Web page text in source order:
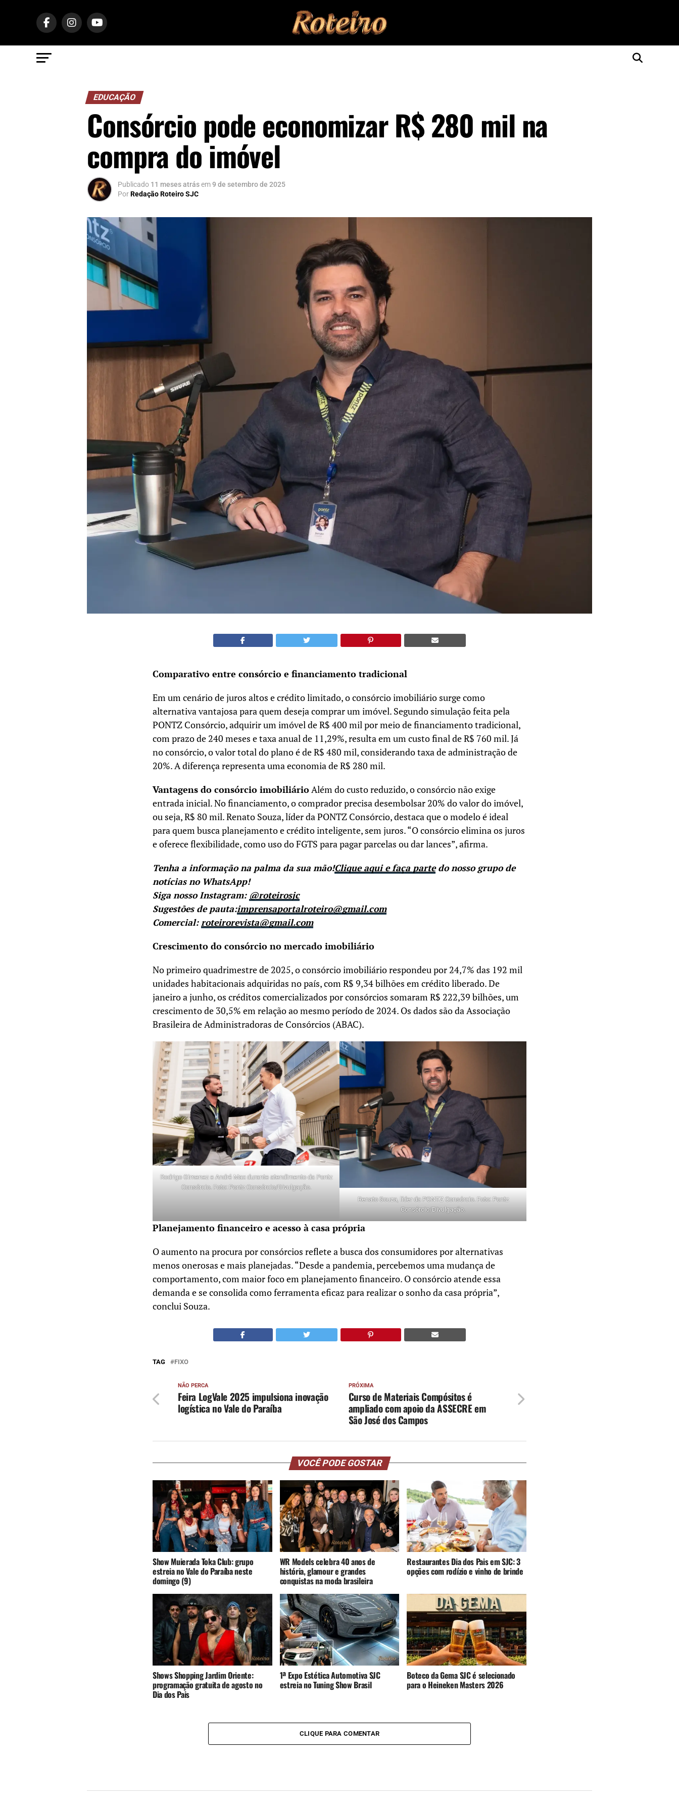
EDUCAÇÃO
Consórcio pode economizar R$ 280 mil na
compra do imóvel
Publicado 11 meses atrásem9 de setembro de 2025
PorRedação Roteiro SJC
Comparativo entre consórcio e financiamento tradicional
Em um cenário de juros altos e crédito limitado, o consórcio imobiliário surge como
alternativa vantajosa para quem deseja comprar um imóvel. Segundo simulação feita pela
PONTZ Consórcio, adquirir um imóvel de R$ 400 mil por meio de financiamento tradicional,
com prazo de 240 meses e taxa anual de 11,29%, resulta em um custo final de R$ 760 mil. Já
no consórcio, o valor total do plano é de R$ 480 mil, considerando taxa de administração de
20%. A diferença representa uma economia de R$ 280 mil.
Vantagens do consórcio imobiliário Além do custo reduzido, o consórcio não exige
entrada inicial. No financiamento, o comprador precisa desembolsar 20% do valor do imóvel,
ou seja, R$ 80 mil. Renato Souza, líder da PONTZ Consórcio, destaca que o modelo é ideal
para quem busca planejamento e crédito inteligente, sem juros. “O consórcio elimina os juros
e oferece flexibilidade, como uso do FGTS para pagar parcelas ou dar lances”, afirma.
Tenha a informação na palma da sua mão!Clique aqui e faça partedo nosso grupo de
notícias no WhatsApp!
Siga nosso Instagram: @roteirosjc
Sugestões de pauta:imprensaportalroteiro@gmail.com
Comercial: roteirorevista@gmail.com
Crescimento do consórcio no mercado imobiliário
No primeiro quadrimestre de 2025, o consórcio imobiliário respondeu por 24,7% das 192 mil
unidades habitacionais adquiridas no país, com R$ 9,34 bilhões em crédito liberado. De
janeiro a junho, os créditos comercializados por consórcios somaram R$ 222,39 bilhões, um
crescimento de 30,5% em relação ao mesmo período de 2024. Os dados são da Associação
Brasileira de Administradoras de Consórcios (ABAC).
Rodrigo Gimenez e André Max durante atendimento da Pontz
Consórcio. Foto: Pontz Consórcio/Divulgação.
Renato Souza, líder da PONTZ Consórcio. Foto: Pontz
Consórcio/Divulgação.
Planejamento financeiro e acesso à casa própria
O aumento na procura por consórcios reflete a busca dos consumidores por alternativas
menos onerosas e mais planejadas. “Desde a pandemia, percebemos uma mudança de
comportamento, com maior foco em planejamento financeiro. O consórcio atende essa
demanda e se consolida como ferramenta eficaz para realizar o sonho da casa própria”,
conclui Souza.
TAG FIXO
PRÓXIMA
Curso de Materiais Compósitos é
ampliado com apoio da ASSECRE em
São José dos Campos
NÃO PERCA
Feira LogVale 2025 impulsiona inovação
logística no Vale do Paraíba
VOCÊ PODE GOSTAR
Show Muierada Toka Club: grupo
estreia no Vale do Paraíba neste
domingo (9)
WR Models celebra 40 anos de
história, glamour e grandes
conquistas na moda brasileira
Restaurantes Dia dos Pais em SJC: 3
opções com rodízio e vinho de brinde
Shows Shopping Jardim Oriente:
programação gratuita de agosto no
Dia dos Pais
1ª Expo Estética Automotiva SJC
estreia no Tuning Show Brasil
Boteco da Gema SJC é selecionado
para o Heineken Masters 2026
CLIQUE PARA COMENTAR